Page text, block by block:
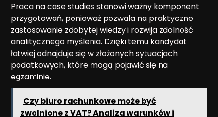
Praca na case studies stanowi ważny komponent
przygotowań, ponieważ pozwala na praktyczne
zastosowanie zdobytej wiedzy i rozwija zdolność
analitycznego myślenia. Dzięki temu kandydat
łatwiej odnajduje się w złożonych sytuacjach
podatkowych, które mogą pojawić się na
egzaminie.
Czy biuro rachunkowe może być
zwolnione z VAT? Analiza warunków i